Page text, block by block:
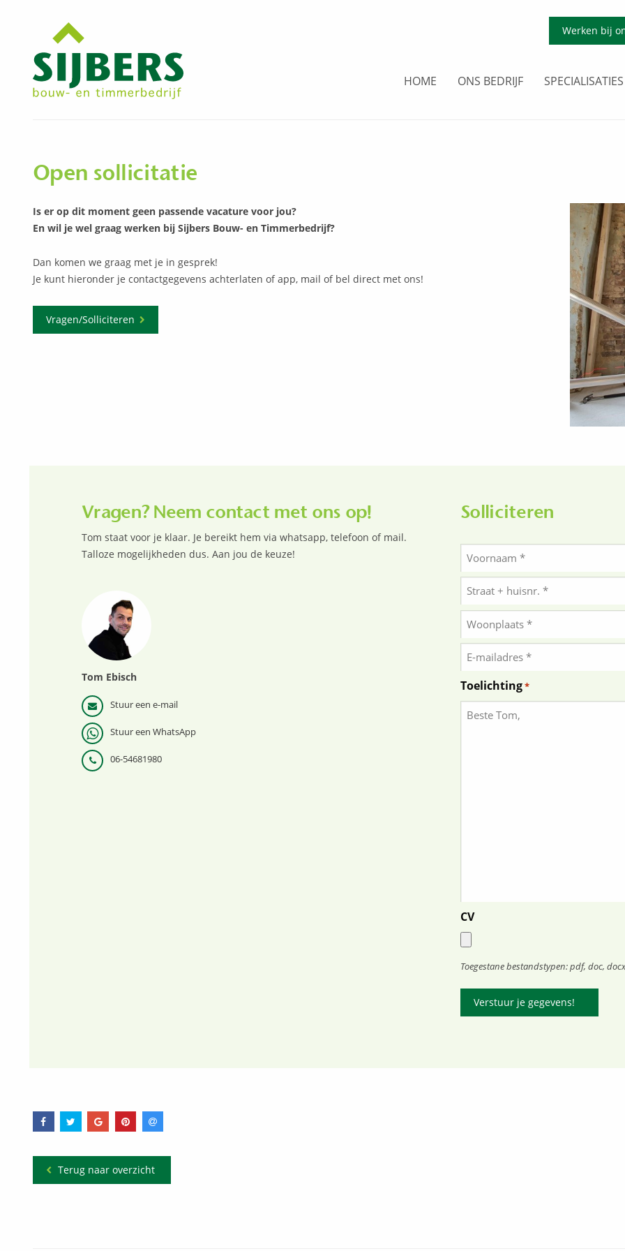
Werken bij
HOME ONS BEDRIJF SPECIALISATIES
Open sollicitatie
Is er op dit moment geen passende vacature voor jou?
En wil je wel graag werken bij Sijbers Bouw- en Timmerbedrijf?
Dan komen we graag met je in gesprek!
Je kunt hieronder je contactgegevens achterlaten of app, mail of bel direct met ons!
Vragen/Solliciteren
Vragen? Neem contact met ons op!
Tom staat voor je klaar. Je bereikt hem via whatsapp, telefoon of mail.
Talloze mogelijkheden dus. Aan jou de keuze!
Tom Ebisch
Stuur een e-mail
Stuur een WhatsApp
06-54681980
Solliciteren
Naam
Voornaam
Adres
+
huisnummer
E-
mailadres
*
Toelichting*
CV
Toegestane bestandstypen: pdf, doc,
Terug naar overzicht